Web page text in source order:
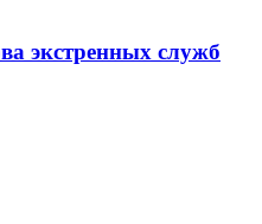
экстренных служб